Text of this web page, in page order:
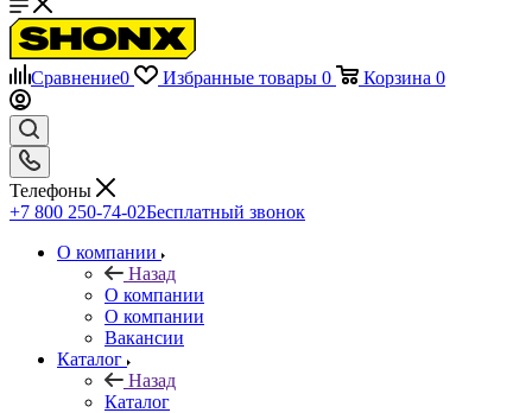
Сравнение0 Избранные товары 0 Корзина 0
Телефоны
+7 800 250-74-02Бесплатный звонок
О компании
Назад
О компании
О компании
Вакансии
Каталог
Назад
Каталог